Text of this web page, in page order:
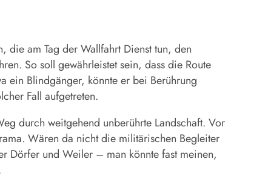
die am Tag der Wallfahrt Dienst tun, den
So soll gewährleistet sein, dass die Route
ein Blindgänger, könnte er bei Berührung
Fall aufgetreten.
durch weitgehend unberührte Landschaft. Vor
Wären da nicht die militärischen Begleiter
Dörfer und Weiler – man könnte fast meinen,